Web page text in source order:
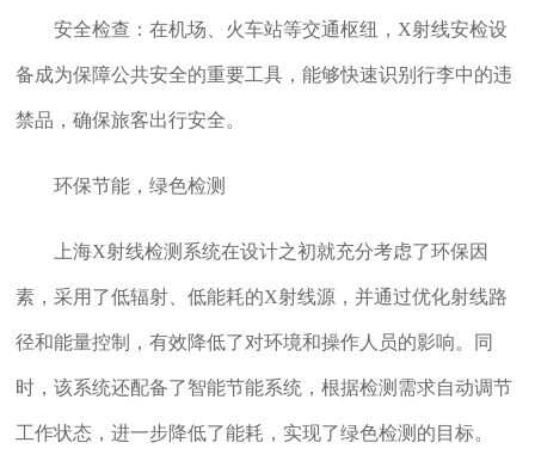
安全检查：在机场、火车站等交通枢纽，X射线安检设
备成为保障公共安全的重要工具，能够快速识别行李中的违
禁品，确保旅客出行安全。
环保节能，绿色检测
上海X射线检测系统在设计之初就充分考虑了环保因
素，采用了低辐射、低能耗的X射线源，并通过优化射线路
径和能量控制，有效降低了对环境和操作人员的影响。同
时，该系统还配备了智能节能系统，根据检测需求自动调节
工作状态，进一步降低了能耗，实现了绿色检测的目标。